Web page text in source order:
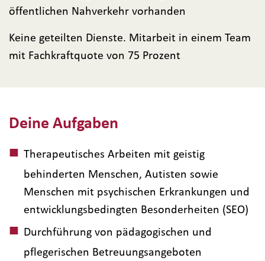
Deine Aufgaben
Therapeutisches Arbeiten mit geistig
behinderten Menschen, Autisten sowie
Menschen mit psychischen Erkrankungen und
entwicklungsbedingten Besonderheiten (SEO)
Durchführung von pädagogischen und
pflegerischen Betreuungsangeboten
öffentlichen Nahverkehr vorhanden
Keine geteilten Dienste. Mitarbeit in einem Team
mit Fachkraftquote von 75 Prozent